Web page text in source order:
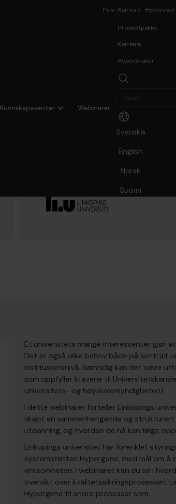
Pris Karriere Hyperuser
Kunnskapssenter Webinarer
Produktpakke
Karriere
Hyperbruker
Svenska
English
Norsk
Suomi
Et universitets mange interessenter gjør
Det er også ulike behov både på sentralt
institusjonsnivå. Samtidig kan det være
som oppfyller kravene til
universitets- og høyskolemyndigheten).
I dette webinaret forteller Linköpings
skapt en sammenhengende og
utdanning, og hvordan de nå kan følge
Linköpings universitet har forenklet
systemstøtten Hypergene, med mål om å
virksomheten. I webinaret kan du se i
oversikt over kvalitetssikringsprosessen.
Hypergene til andre prosesser som: